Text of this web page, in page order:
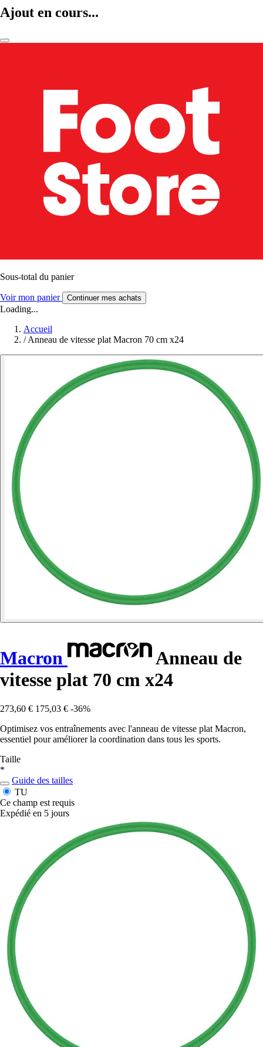
Ajout en cours...
Sous-total du panier
Voir mon panier Continuer mes achats
Loading...
Accueil
/ Anneau de vitesse plat Macron 70 cm x24
Macron
Anneau de
vitesse plat 70 cm x24
273,60 € 175,03 € -36%
Optimisez vos entraînements avec l'anneau de vitesse plat Macron,
essentiel pour améliorer la coordination dans tous les sports.
Taille
*
Guide des tailles
TU
Ce champ est requis
Expédié en 5 jours